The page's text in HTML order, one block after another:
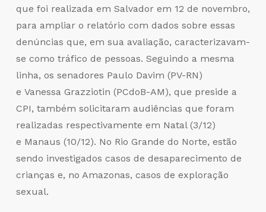
que foi realizada em Salvador em 12 de novembro,
para ampliar o relatório com dados sobre essas
denúncias que, em sua avaliação, caracterizavam-
se como tráfico de pessoas. Seguindo a mesma
linha, os senadores Paulo Davim (PV-RN)
e Vanessa Grazziotin (PCdoB-AM), que preside a
CPI, também solicitaram audiências que foram
realizadas respectivamente em Natal (3/12)
e Manaus (10/12). No Rio Grande do Norte, estão
sendo investigados casos de desaparecimento de
crianças e, no Amazonas, casos de exploração
sexual.